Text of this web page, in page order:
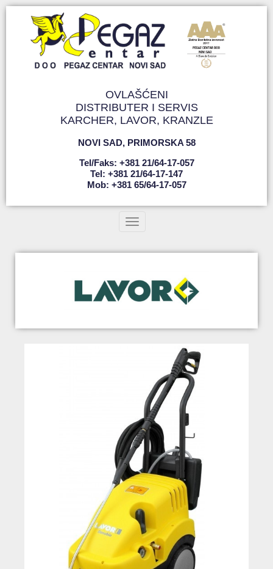
OVLAŠĆENI
DISTRIBUTER I SERVIS
KARCHER, LAVOR, KRANZLE
NOVI SAD, PRIMORSKA 58
Tel/faks: +381 21/64-17-057
Tel: +381 21/64-17-147
Mob: +381 65/64-17-057
Toggle navigation